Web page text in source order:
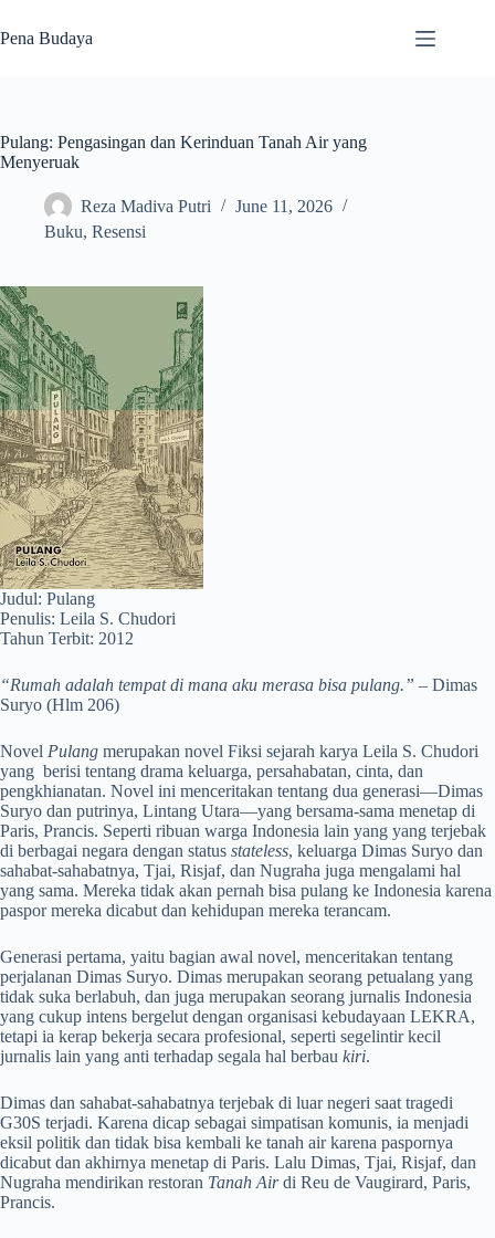
to
content
Pena Budaya
Pulang: Pengasingan dan Kerinduan Tanah Air yang
Menyeruak
Reza Madiva Putri
June 11, 2026
Buku, Resensi
Judul: Pulang
Penulis: Leila S. Chudori
Tahun Terbit: 2012
“Rumah adalah tempat di mana aku merasa bisa pulang.” – Dimas
Suryo (Hlm 206)
Novel Pulang merupakan novel Fiksi sejarah karya Leila S. Chudori
yang berisi tentang drama keluarga, persahabatan, cinta, dan
pengkhianatan. Novel ini menceritakan tentang dua generasi—Dimas
Suryo dan putrinya, Lintang Utara—yang bersama-sama menetap di
Paris, Prancis. Seperti ribuan warga Indonesia lain yang yang terjebak
di berbagai negara dengan status stateless, keluarga Dimas Suryo dan
sahabat-sahabatnya, Tjai, Risjaf, dan Nugraha juga mengalami hal
yang sama. Mereka tidak akan pernah bisa pulang ke Indonesia karena
paspor mereka dicabut dan kehidupan mereka terancam.
Generasi pertama, yaitu bagian awal novel, menceritakan tentang
perjalanan Dimas Suryo. Dimas merupakan seorang petualang yang
tidak suka berlabuh, dan juga merupakan seorang jurnalis Indonesia
yang cukup intens bergelut dengan organisasi kebudayaan LEKRA,
tetapi ia kerap bekerja secara profesional, seperti segelintir kecil
jurnalis lain yang anti terhadap segala hal berbau kiri.
Dimas dan sahabat-sahabatnya terjebak di luar negeri saat tragedi
G30S terjadi. Karena dicap sebagai simpatisan komunis, ia menjadi
eksil politik dan tidak bisa kembali ke tanah air karena paspornya
dicabut dan akhirnya menetap di Paris. Lalu Dimas, Tjai, Risjaf, dan
Nugraha mendirikan restoran Tanah Airdi Reu de Vaugirard, Paris,
Prancis.